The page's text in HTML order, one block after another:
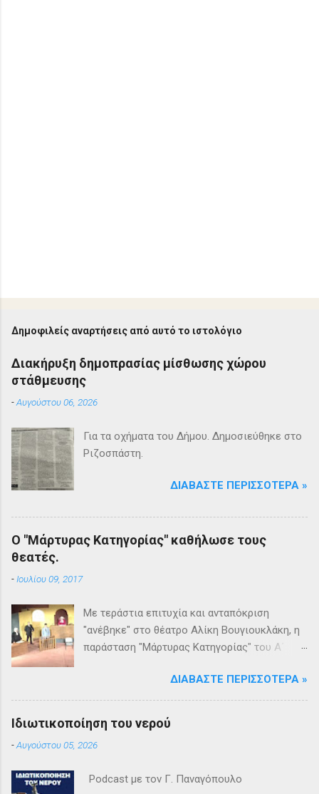
Δημοφιλείς αναρτήσεις από αυτό το ιστολόγιο
Διακήρυξη δημοπρασίας μίσθωσης χώρου
στάθμευσης
-Αυγούστου 06, 2026
Για τα οχήματα του Δήμου. Δημοσιεύθηκε στο
Ριζοσπάστη.
ΔΙΑΒΆΣΤΕ ΠΕΡΙΣΣΌΤΕΡΑ »
Ο "Μάρτυρας Κατηγορίας" καθήλωσε τους
θεατές.
-Ιουλίου 09, 2017
Με τεράστια επιτυχία και ανταπόκριση
"ανέβηκε" στο θέατρο Αλίκη Βουγιουκλάκη, η
παράσταση "Μάρτυρας Κατηγορίας" του Α΄
Βριλησσίων. Το θέατρο γέμισε και πάνω από
1500 θεατές και τις δύο βραδιές απόλαυσαν
κυριολεκτικά μία σπουδαία παράσταση
υψηλής δραματουργίας. Το έργο της Αγκάθα
Κρίστι καθήλωσε τους θεατρόφιλους σε όλη
πλοκή, οι μεγάλες ανατροπές και ένα
ΔΙΑΒΆΣΤΕ ΠΕΡΙΣΣΌΤΕΡΑ »
Ιδιωτικοποίηση του νερού
-Αυγούστου 05, 2026
Podcast με τον Γ. Παναγόπουλο